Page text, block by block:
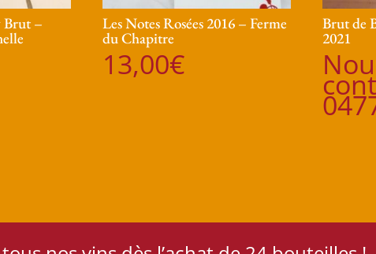
Brut – Les Notes Rosées 2016 – Ferme
du Chapitre
13,00€
Brut de
2021